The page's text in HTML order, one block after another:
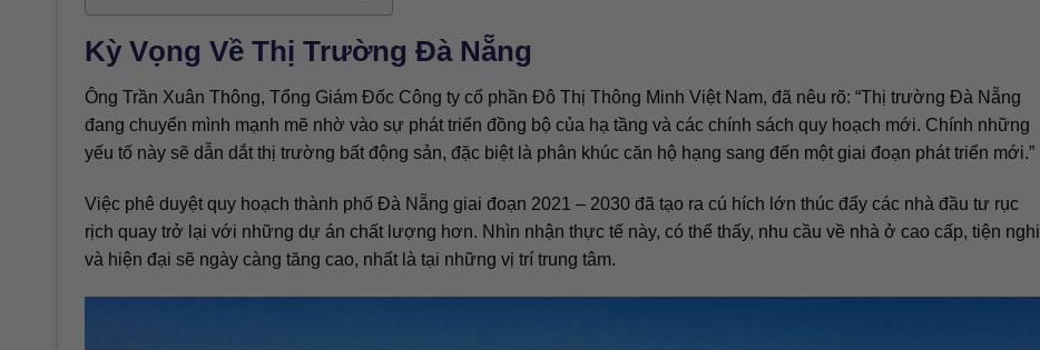
Kỳ Vọng Về Thị Trường Đà Nẵng
Ông Trần Xuân Thông, Tổng Giám Đốc Công ty cổ phần Đô Thị Thông Minh Việt Nam, đã nêu rõ: “Thị trường Đà Nẵng
đang chuyển mình mạnh mẽ nhờ vào sự phát triển đồng bộ của hạ tầng và các chính sách quy hoạch mới. Chính những
yếu tố này sẽ dẫn dắt thị trường bất động sản, đặc biệt là phân khúc căn hộ hạng sang đến một giai đoạn phát triển mới.”
Việc phê duyệt quy hoạch thành phố Đà Nẵng giai đoạn 2021 – 2030 đã tạo ra cú hích lớn thúc đẩy các nhà đầu tư rục
rịch quay trở lại với những dự án chất lượng hơn. Nhìn nhận thực tế này, có thể thấy, nhu cầu về nhà ở cao cấp, tiện nghi
và hiện đại sẽ ngày càng tăng cao, nhất là tại những vị trí trung tâm.